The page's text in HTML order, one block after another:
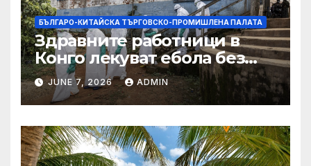
БЪЛГАРО-КИТАЙСКА ТЪРГОВСКО-ПРОМИШЛЕНА ПАЛАТА
Здравните работници в
Конго лекуват ебола без
заплащане, докато СЗО
търси ресурси
JUNE 7, 2026 ADMIN